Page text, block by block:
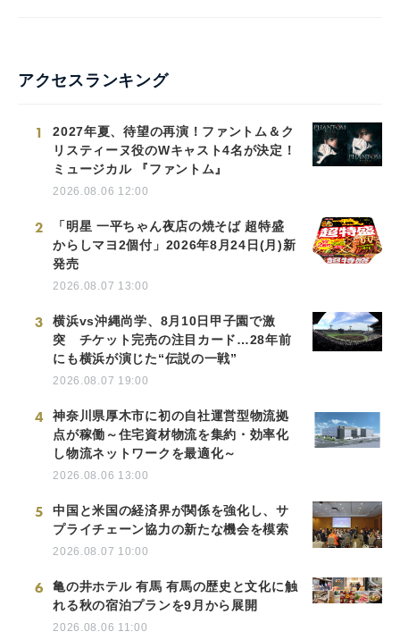
アクセスランキング
1
2027年夏、待望の再演！ファントム＆ク
リスティーヌ役のWキャスト4名が決定！
ミュージカル 『ファントム』
2026.08.06 12:00
2
「明星 一平ちゃん夜店の焼そば 超特盛
からしマヨ2個付」2026年8月24日(月)新
発売
2026.08.07 13:00
3
横浜vs沖縄尚学、8月10日甲子園で激
突 チケット完売の注目カード…28年前
にも横浜が演じた“伝説の一戦”
2026.08.07 19:00
4
神奈川県厚木市に初の自社運営型物流拠
点が稼働～住宅資材物流を集約・効率化
し物流ネットワークを最適化～
2026.08.06 13:00
5
中国と米国の経済界が関係を強化し、サ
プライチェーン協力の新たな機会を模索
2026.08.07 10:00
6
亀の井ホテル 有馬 有馬の歴史と文化に触
れる秋の宿泊プランを9月から展開
2026.08.06 11:00